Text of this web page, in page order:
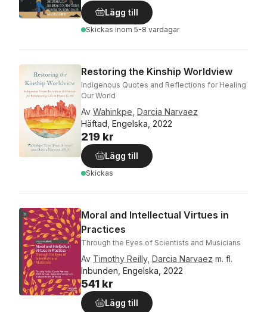
Lägg till
Skickas inom 5-8 vardagar
Restoring the Kinship Worldview
Indigenous Quotes and Reflections for Healing
Our World
Av Wahinkpe Darcia Narvaez
Häftad, Engelska, 2022
219 kr
Lägg till
Skickas
Moral and Intellectual Virtues in
Practices
Through the Eyes of Scientists and Musicians
Av Timothy Reilly, Darcia Narvaez m. fl.
Inbunden, Engelska, 2022
541 kr
Lägg till